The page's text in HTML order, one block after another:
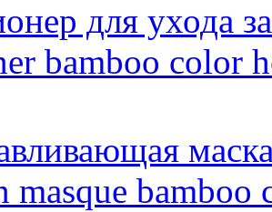
для ухода
bamboo color
masque bamboo